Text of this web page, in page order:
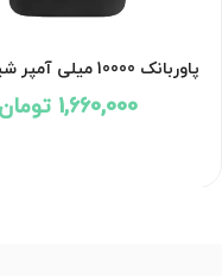
1,660,000 تومان